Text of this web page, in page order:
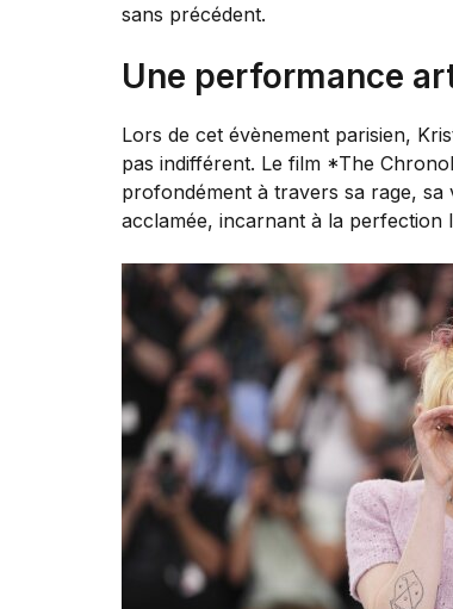
sans précédent.
Une performance
Lors de cet évènement parisien,
pas indifférent. Le film *The
profondément à travers sa rage, sa
acclamée, incarnant à la